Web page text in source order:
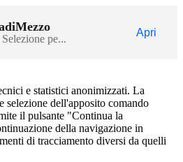
pe...
Apri
e statistici anonimizzati. La
selezione dell'apposito comando
il pulsante "Continua la
della navigazione in
di tracciamento diversi da quelli